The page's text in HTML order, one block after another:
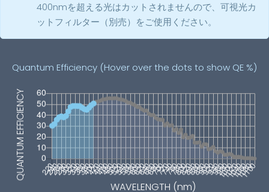
400nmを超える光はカットされませんので、可視光カ
ットフィルター（別売）をご使用ください。
Quantum Efficiency (Hover over the dots to show QE %)